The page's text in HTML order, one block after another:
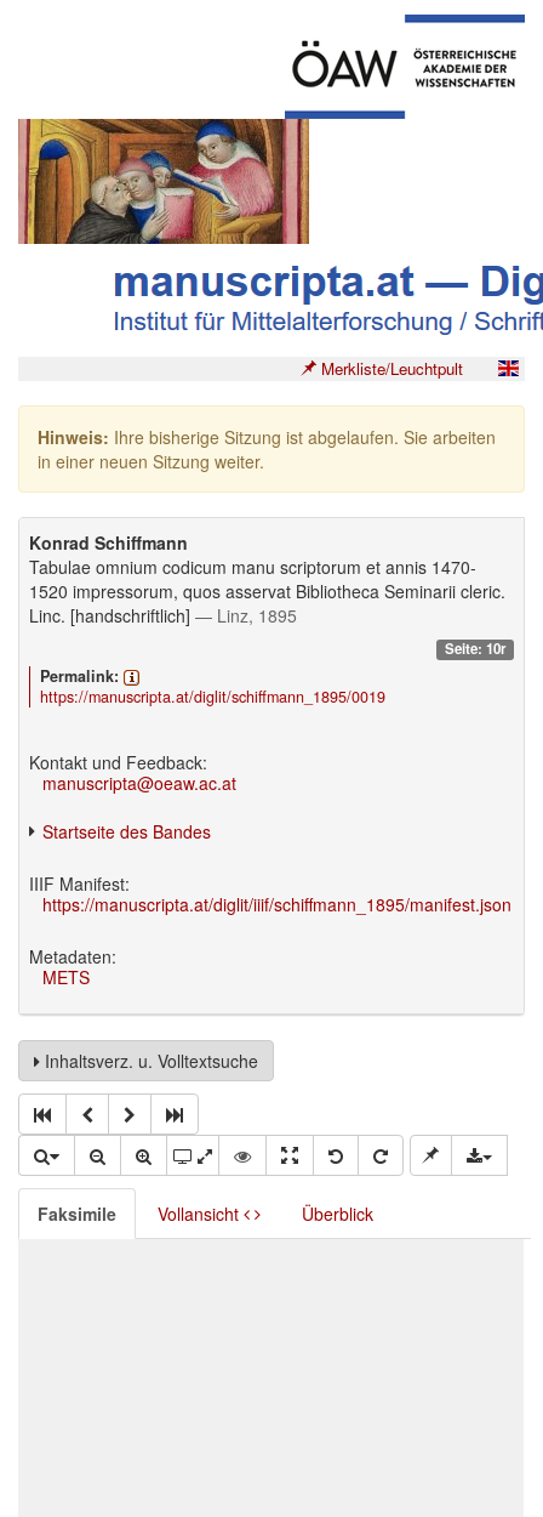
Merkliste/Leuchtpult
Hinweis: Ihre bisherige Sitzung ist abgelaufen. Sie arbeiten
in einer neuen Sitzung weiter.
Konrad Schiffmann
Tabulae omnium codicum manu scriptorum et annis 1470-
1520 impressorum, quos asservat Bibliotheca Seminarii cleric.
Linc. [handschriftlich] — Linz, 1895
Seite: 10r
Permalink:
https://manuscripta.at/diglit/schiffmann_1895/0019
Kontakt und Feedback:
manuscripta@oeaw.ac.at
Startseite des Bandes
IIIF Manifest:
https://manuscripta.at/diglit/iiif/schiffmann_1895/manifest.json
Metadaten:
METS
Inhaltsverz. u. Volltextsuche
Faksimile Vollansicht Überblick